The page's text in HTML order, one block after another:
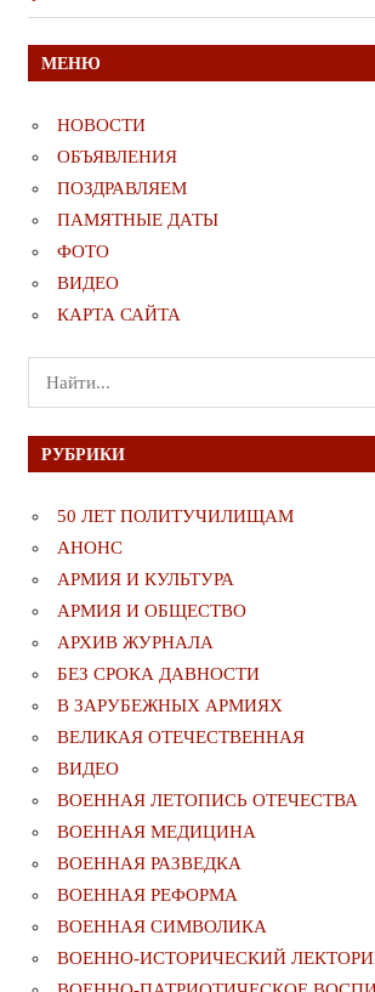
МЕНЮ
НОВОСТИ
ОБЪЯВЛЕНИЯ
ПОЗДРАВЛЯЕМ
ПАМЯТНЫЕ ДАТЫ
ФОТО
ВИДЕО
КАРТА САЙТА
Поиск
для:
РУБРИКИ
50 ЛЕТ ПОЛИТУЧИЛИЩАМ
АНОНС
АРМИЯ И КУЛЬТУРА
АРМИЯ И ОБЩЕСТВО
АРХИВ ЖУРНАЛА
БЕЗ СРОКА ДАВНОСТИ
В ЗАРУБЕЖНЫХ АРМИЯХ
ВЕЛИКАЯ ОТЕЧЕСТВЕННАЯ
ВИДЕО
ВОЕННАЯ ЛЕТОПИСЬ ОТЕЧЕСТВА
ВОЕННАЯ МЕДИЦИНА
ВОЕННАЯ РАЗВЕДКА
ВОЕННАЯ РЕФОРМА
ВОЕННАЯ СИМВОЛИКА
ВОЕННО-ИСТОРИЧЕСКИЙ